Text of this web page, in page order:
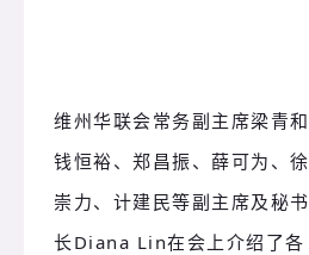
维州华联会常务副主席梁青和
钱恒裕、郑昌振、薛可为、徐
崇力、计建民等副主席及秘书
长Diana Lin在会上介绍了各